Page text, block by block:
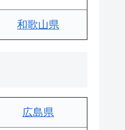
和歌山県
広島県